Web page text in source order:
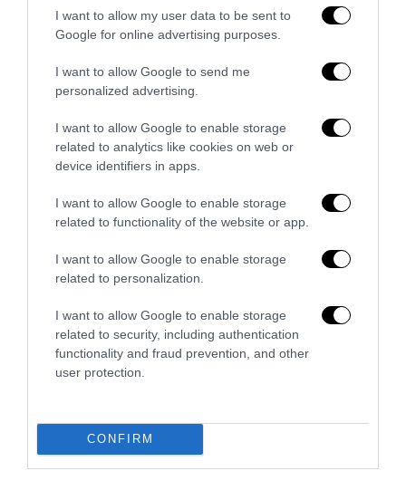
I want to allow my user data to be sent to
Google for online advertising purposes.
I want to allow Google to send me
personalized advertising.
I want to allow Google to enable storage
related to analytics like cookies on web or
device identifiers in apps.
I want to allow Google to enable storage
related to functionality of the website or app.
I want to allow Google to enable storage
related to personalization.
I want to allow Google to enable storage
related to security, including authentication
functionality and fraud prevention, and other
user protection.
CONFIRM
3 Agosto 2026
Crociata in Spagna: il racconto della brigata franchista
irlandese negli scritti del generale O’Duffy
31 Luglio 2026